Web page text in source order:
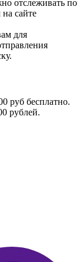
отслеживать по
сайте
для
руб бесплатно.
рублей.